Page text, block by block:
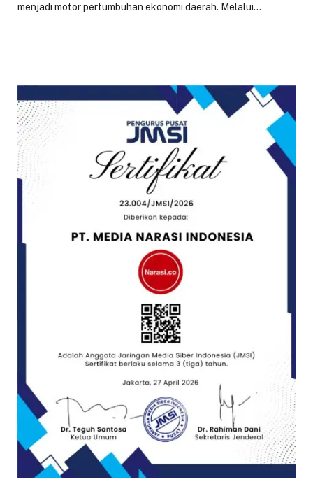
menjadi motor pertumbuhan ekonomi daerah. Melalui…